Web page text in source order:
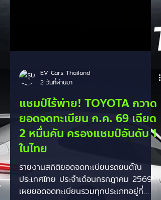
EV Cars Thailand
2 วันที่ผ่านมา
แชมป์ไร้พ่าย! TOYOTA กวาด
ยอดจดทะเบียน ก.ค. 69 เฉียด
2 หมื่นคัน ครองแชมป์อันดับ 1
ในไทย
รายงานสถิติยอดจดทะเบียนรถยนต์ใน
ประเทศไทย ประจำเดือนกรกฎาคม 2569